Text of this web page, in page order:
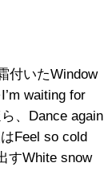
付いたWindow
waiting for
、Dance again
Feel so cold
すWhite snow